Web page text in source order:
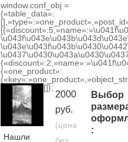
window.conf_obj =
{«table_data»:
{«one_product»:
[]};
Нашли
2000
руб.
(цена
Выбор
: